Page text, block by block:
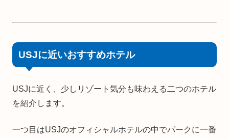
USJに近いおすすめホテル
USJに近く、少しリゾート気分も味わえる二つのホテル
を紹介します。
一つ目はUSJのオフィシャルホテルの中でパークに一番